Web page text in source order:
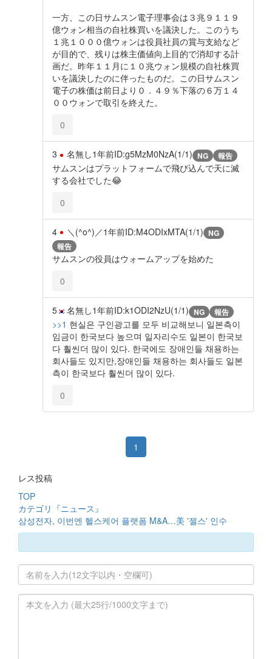
一方、この日サムスン電子理事会は３兆９１１９
億ウォン相当の自社株買いを議決した。このうち
１兆１０００億ウォンは役員社員の賞与支給など
が目的で、残りは株主価値向上目的で消却する計
画だ。昨年１１月に１０兆ウォン規模の自社株買
いを議決したのに伴ったものだ。この日サムスン
電子の株価は前日より０．４９％下落の６万１４
００ウォンで取引を終えた。
0
3 名無し1年前ID:g5MzM0NzA(1/1) NG 報告
サムスンはプラットフォームで飛び込んで天に滅
する会社でした😂
0
4 ＼(^o^)／1年前ID:M4ODIxMTA(1/1) NG
報告
サムスンの役員はウォームアップを始めた
0
5 名無し1年前ID:k1ODI2NzU(1/1) NG 報告
>>1 현실은 구인광고를 모두 비교해보니 일본측이
임금이 한국보다 높으며 일자리수도 일본이 한국보
다 훨씬더 많이 있다. 한국에도 장애인들 채용하는
회사들도 있지만,장애인들 채용하는 회사들도 일본
측이 한국보다 훨씬더 많이 있다.
0
1
レス投稿
TOP
カテゴリ『ニュース』
삼성전자, 이번엔 헬스케어 플랫폼 M&A…美 '젤스' 인수